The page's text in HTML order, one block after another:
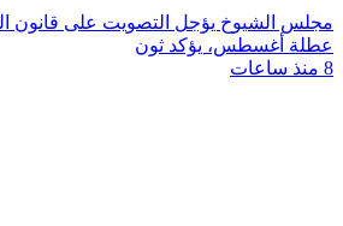
مجلس الشيوخ يؤجل التصويت على قانون
عطلة أغسطس، يؤكد ثون
8 منذ ساعات